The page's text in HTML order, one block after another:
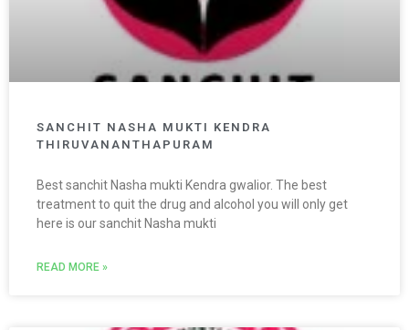
SANCHIT NASHA MUKTI KENDRA
THIRUVANANTHAPURAM
Best sanchit Nasha mukti Kendra gwalior. The best
treatment to quit the drug and alcohol you will only get
here is our sanchit Nasha mukti
READ MORE »